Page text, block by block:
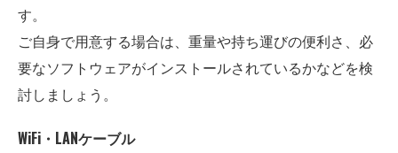
す。
ご自身で用意する場合は、重量や持ち運びの便利さ、必
要なソフトウェアがインストールされているかなどを検
討しましょう。
WiFi・LANケーブル